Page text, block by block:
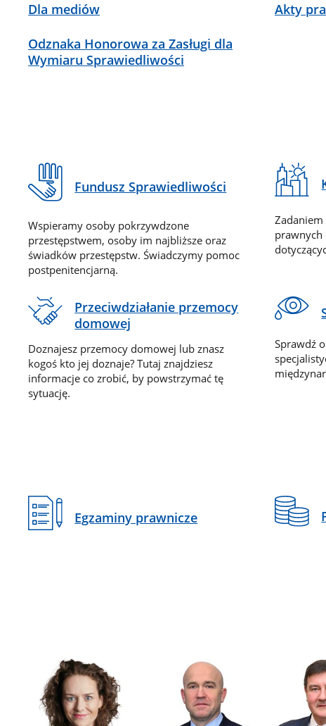
Dla mediów Akty
Odznaka Honorowa za Zasługi dla
Wymiaru Sprawiedliwości
Fundusz Sprawiedliwości
Wspieramy osoby pokrzywdzone
przestępstwem, osoby im najbliższe oraz
świadków przestępstw. Świadczymy pomoc
postpenitencjarną.
prawnych
Przeciwdziałanie przemocy
domowej
Doznajesz przemocy domowej lub znasz
kogoś kto jej doznaje? Tutaj znajdziesz
informacje co zrobić, by powstrzymać tę
sytuację.
Sprawdź
Egzaminy prawnicze